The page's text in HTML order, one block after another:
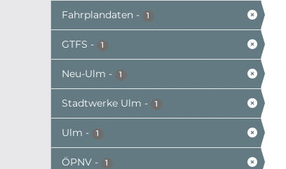
Fahrplandaten - 1
GTFS - 1
Neu-Ulm - 1
Stadtwerke Ulm - 1
Ulm - 1
ÖPNV - 1